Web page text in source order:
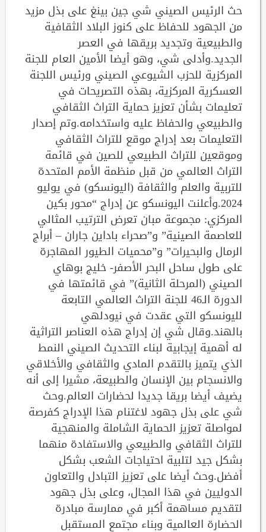
حث الرئيس الصيني شي جين بينغ على بذل مزيد
من الجهود للحفاظ على كنوز البلاد الثقافية
والطبيعية وتجديد بريقها في العصر
الجديد.وأدلى شي، وهو أيضا الأمين العام للجنة
المركزية للحزب الشيوعي الصيني ورئيس اللجنة
العسكرية المركزية، بهذه التصريحات في
تعليمات بشأن تعزيز حماية التراث الثقافي
والطبيعي والحفاظ عليه واستخدامه.وتم إصدار
التعليمات بعد إدراج موقع للتراث الثقافي
وموقعين للتراث الطبيعي للصين في قائمة
التراث العالمي من قبل منظمة الأمم المتحدة
للتربية والعلم والثقافة (اليونسكو) في يوليو
2024.وأعلنت اليونسكو عن إدراج “محور بكين
المركزي: مجموعة مبان تعرض الترتيب المثالي
للعاصمة الصينية” و”صحراء باداين جاران – أبراج
الرمال والبحيرات” و”محميات الطيور المهاجرة
على طول ساحل البحر الأصفر- خليج بوهاي
الصيني (المرحلة الثانية)” في قائمتها في
الدورة الـ46 للجنة التراث العالمي التابعة
لليونسكو التي عقدت في نيودلهي
بالهند.وقال شي إن إدراج هذه العناصر التراثية
له أهمية إيجابية لبناء التحديث الصيني النمط
الذي يتميز بالتقدم المادي والثقافي والأخلاقي
والانسجام بين الإنسان والطبيعة، مشيرا إلى أنه
يضيف أيضا بريقا جديدا لحضارات العالم.وحث
شي على بذل جهود لاغتنام هذا الإدراج كفرصة
لمواصلة تعزيز الحماية الشاملة والمنهجية
للتراث الثقافي والطبيعي والاستفادة منهما
بشكل جيد لتلبية احتياجات الشعب بشكل
أفضل.وحث أيضا على تعزيز التبادل والتعاون
الدوليين في هذا المجال، وعلى بذل جهود
لتقديم مساهمة أكبر في ممارسة مبادرة
الحضارة العالمية وبناء مجتمع المستقبل